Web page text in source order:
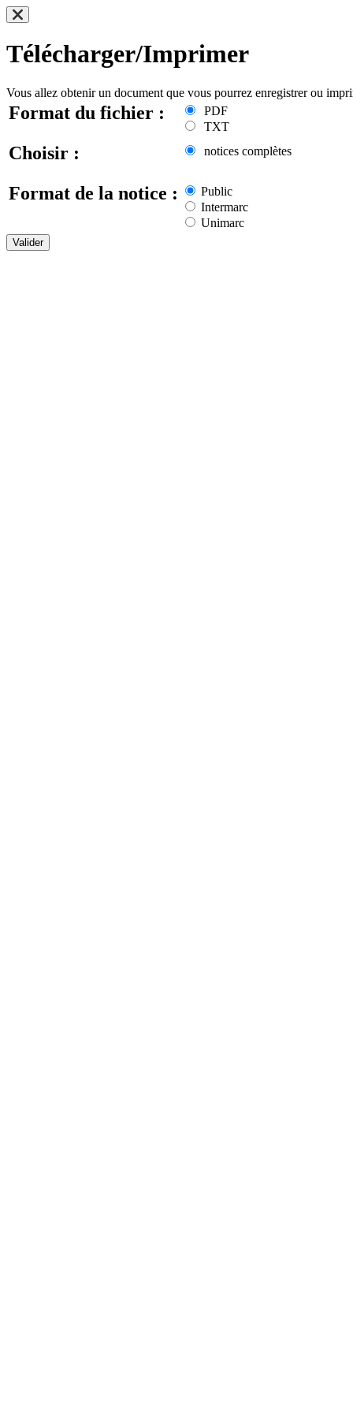
Télécharger/Imprimer
Vous allez obtenir un document que vous pourrez enregistrer ou
Format du fichier :
PDF
TXT
Choisir : notices complètes
Format de la notice :
Public
Intermarc
Unimarc